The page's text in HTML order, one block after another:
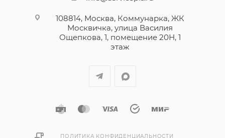
108814, Москва, Коммунарка, ЖК
Москвичка, улица Василия
Ощепкова, 1​, помещение 20Н, 1
этаж
ПОЛИТИКА КОНФИДЕНЦИАЛЬНОСТИ